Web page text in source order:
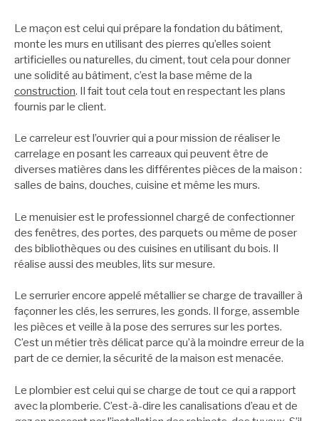
Le maçon est celui qui prépare la fondation du bâtiment,
monte les murs en utilisant des pierres qu’elles soient
artificielles ou naturelles, du ciment, tout cela pour donner
une solidité au bâtiment, c’est la base même de la
construction. Il fait tout cela tout en respectant les plans
fournis par le client.
Le carreleur est l’ouvrier qui a pour mission de réaliser le
carrelage en posant les carreaux qui peuvent être de
diverses matières dans les différentes pièces de la maison :
salles de bains, douches, cuisine et même les murs.
Le menuisier est le professionnel chargé de confectionner
des fenêtres, des portes, des parquets ou même de poser
des bibliothèques ou des cuisines en utilisant du bois. Il
réalise aussi des meubles, lits sur mesure.
Le serrurier encore appelé métallier se charge de travailler à
façonner les clés, les serrures, les gonds. Il forge, assemble
les pièces et veille à la pose des serrures sur les portes.
C’est un métier très délicat parce qu’à la moindre erreur de la
part de ce dernier, la sécurité de la maison est menacée.
Le plombier est celui qui se charge de tout ce qui a rapport
avec la plomberie. C’est-à-dire les canalisations d’eau et de